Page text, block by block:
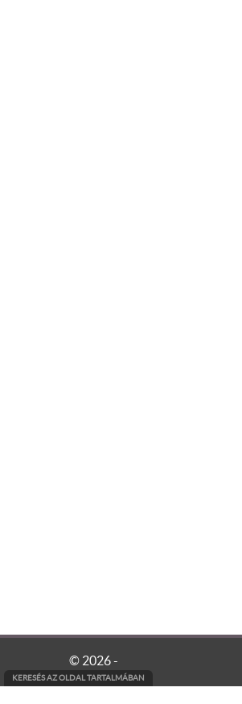
© 2026 -
KERESÉS AZ OLDAL TARTALMÁBAN
Weboldalunk sütiket (cookie) használ
A sütik használatát bármikor letilthatja!